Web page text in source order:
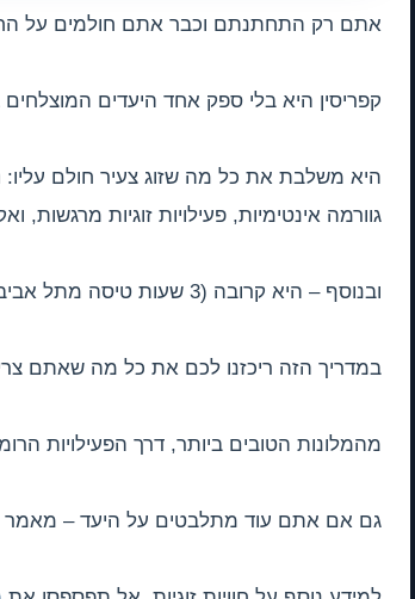
אתם רק התחתנתם וכבר אתם חולמים על
קפריסין היא בלי ספק אחד היעדים
היא משלבת את כל מה שזוג צעיר חולם עליו:
גוורמה אינטימיות, פעילויות זוגיות
ובנוסף – היא קרובה (3 שעות טיסה מתל אביב), המחירים סבירים יחסית לאירופה, וקל לתכנן אותה גם ברגע האחרון.
במדריך הזה ריכזנו לכם את כל מה שאתם
מהמלונות הטובים ביותר, דרך הפעילויות
גם אם אתם עוד מתלבטים על היעד – מאמר